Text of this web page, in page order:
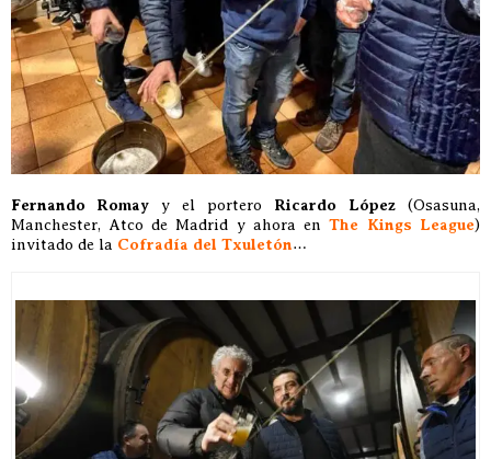
Fernando Romay y el portero Ricardo López (Osasuna,
Manchester, Atco de Madrid y ahora en The Kings League)
invitado de la Cofradía del Txuletón…